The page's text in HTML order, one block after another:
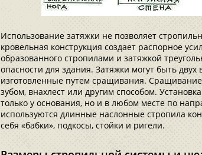
Использование затяжки не позволяет
кровельная конструкция создает распорное
образованного стропилами и затяжкой
опасности для здания. Затяжки могут быть
изготовленные путем сращивания.
зубом, внахлест или другим способом.
только у основания, но и в любом месте по
используются длинные наслонные стропила
себя «бабки», подкосы, стойки и ригели.